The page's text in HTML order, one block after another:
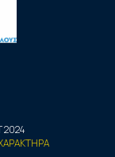
2024